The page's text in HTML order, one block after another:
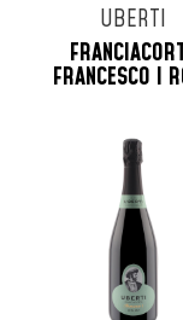
UBERTI
FRANCESCO I